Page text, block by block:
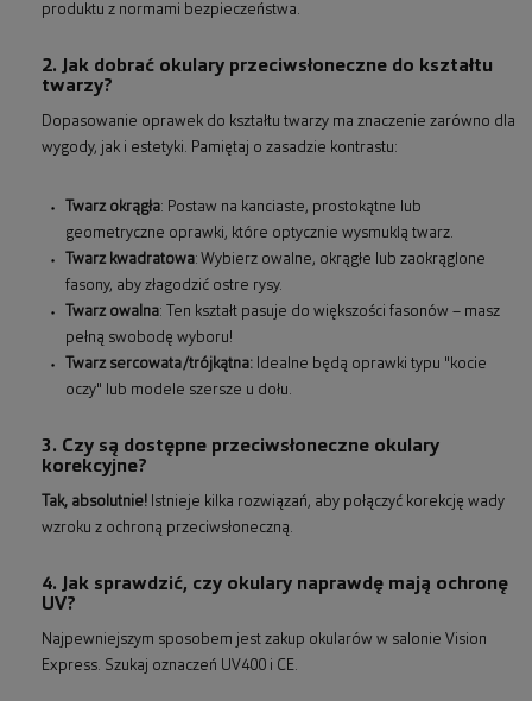
produktu z normami bezpieczeństwa.
2. Jak dobrać okulary przeciwsłoneczne do kształtu
twarzy?
Dopasowanie oprawek do kształtu twarzy ma znaczenie zarówno dla
wygody, jak i estetyki. Pamiętaj o zasadzie kontrastu:
Twarz okrągła: Postaw na kanciaste, prostokątne lub
geometryczne oprawki, które optycznie wysmuklą twarz.
Twarz kwadratowa: Wybierz owalne, okrągłe lub zaokrąglone
fasony, aby złagodzić ostre rysy.
Twarz owalna: Ten kształt pasuje do większości fasonów – masz
pełną swobodę wyboru!
Twarz sercowata/trójkątna: Idealne będą oprawki typu "kocie
oczy" lub modele szersze u dołu.
3. Czy są dostępne przeciwsłoneczne okulary
korekcyjne?
Tak, absolutnie! Istnieje kilka rozwiązań, aby połączyć korekcję wady
wzroku z ochroną przeciwsłoneczną.
4. Jak sprawdzić, czy okulary naprawdę mają ochronę
UV?
Najpewniejszym sposobem jest zakup okularów w salonie Vision
Express. Szukaj oznaczeń UV400 i CE.